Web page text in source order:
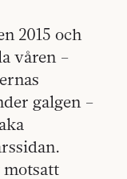
2015 och
våren –
galgen –
motsatt